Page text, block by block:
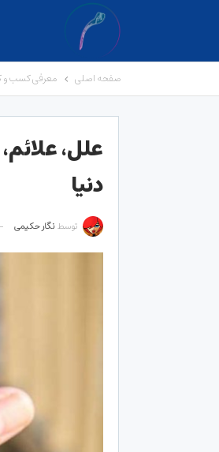
صفحه اصلی معرفی کسب و
علل،
دنیا
توسط نگار حکیمی